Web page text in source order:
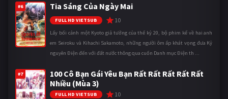
#6 Tia Sáng Của Ngày Mai
FULL HD VIETSUB 10
Lấy bối cảnh một Kyoto giả tưởng của thế kỷ 20, bộ phim kể về hai anh
em Seiroku và Kihachi Sakamoto, những người ôm ấp khát vọng đưa Kỷ
nguyên Điện đến với đất nước thông qua cuốn Danh mục Điện th ...
#7
100 Cô Bạn Gái Yêu Bạn Rất Rất Rất Rất Rất
Nhiều (Mùa 3)
FULL HD VIETSUB 10